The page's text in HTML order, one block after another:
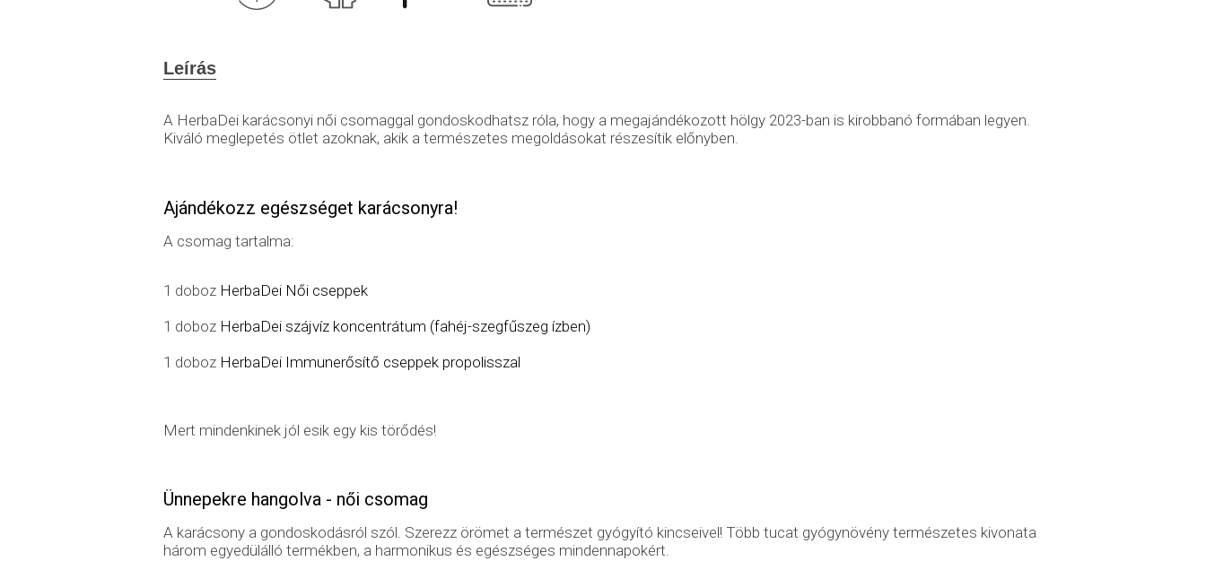
Leírás
A HerbaDei karácsonyi női csomaggal gondoskodhatsz róla, hogy a megajándékozott hölgy 2023-ban is kirobbanó formában legyen.
Kiváló meglepetés ötlet azoknak, akik a természetes megoldásokat részesítik előnyben.
Ajándékozz egészséget karácsonyra!
A csomag tartalma:
1 doboz HerbaDei Női cseppek
1 doboz HerbaDei szájvíz koncentrátum (fahéj-szegfűszeg ízben)
1 doboz HerbaDei Immunerősítő cseppek propolisszal
Mert mindenkinek jól esik egy kis törődés!
Ünnepekre hangolva - női csomag
A karácsony a gondoskodásról szól. Szerezz örömet a természet gyógyító kincseivel! Több tucat gyógynövény természetes kivonata
három egyedülálló termékben, a harmonikus és egészséges mindennapokért.